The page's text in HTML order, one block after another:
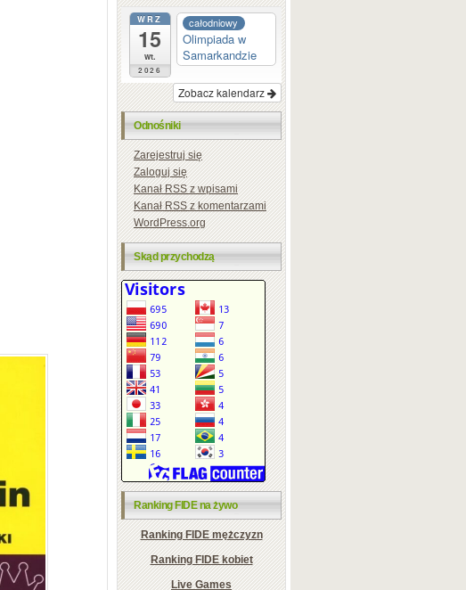
WRZ
15
wt.
2026
całodniowy
Olimpiada w
Samarkandzie
Zobacz kalendarz
Odnośniki
Zarejestruj się
Zaloguj się
KanałRSSz wpisami
KanałRSSz komentarzami
WordPress.org
Skąd przychodzą
Ranking FIDE na żywo
Ranking FIDE mężczyzn
Ranking FIDE kobiet
Live Games